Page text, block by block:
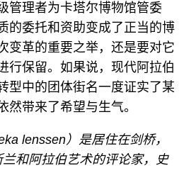
管理者为卡塔尔博物馆管委
的委托和资助变成了正当的博
变革的重要之举，还是要对它
行保留。如果说，现代阿拉伯
型中的团体街名一度证实了某
然带来了希望与生气。
lenssen）是居住在剑桥，
和阿拉伯艺术的评论家，史